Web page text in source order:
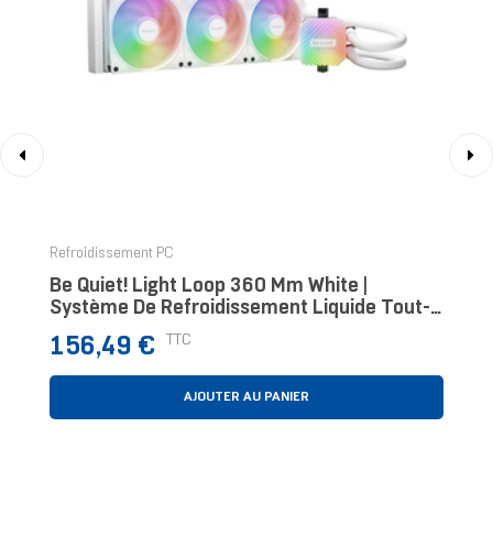
Refroidissement PC
Be Quiet! Light Loop 360 Mm White |
Système De Refroidissement Liquide Tout-
En-Un, 360 Mm, Blanc, Socket Intel Et AMD,
ARGB
Prix
156,49 € TTC
AJOUTER AU PANIER